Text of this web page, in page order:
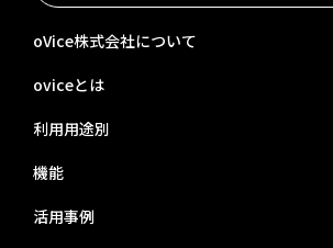
oVice株式会社について
oviceとは
利用用途別
機能
活用事例